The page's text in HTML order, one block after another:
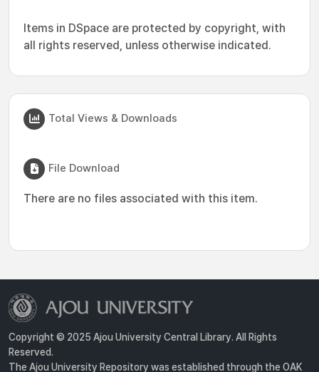
Items in DSpace are protected by copyright, with
all rights reserved, unless otherwise indicated.
Total Views & Downloads
File Download
There are no files associated with this item.
Copyright © 2025 Ajou University Central Library. All Rights
Reserved.
The Ajou University Repository was established through the OAK